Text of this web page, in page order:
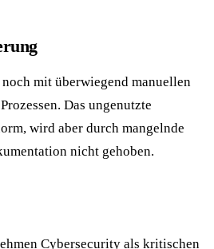
mit überwiegend manuellen
Das ungenutzte
wird aber durch mangelnde
nicht gehoben.
Cybersecurity als kritischen